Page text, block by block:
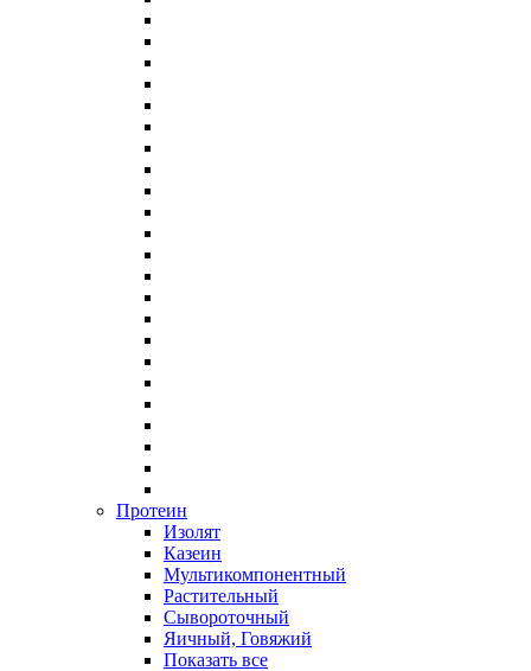
Протеин
Изолят
Казеин
Мультикомпонентный
Растительный
Сывороточный
Яичный, Говяжий
Показать все